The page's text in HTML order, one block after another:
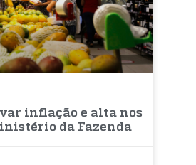
inflação e alta nos
da Fazenda